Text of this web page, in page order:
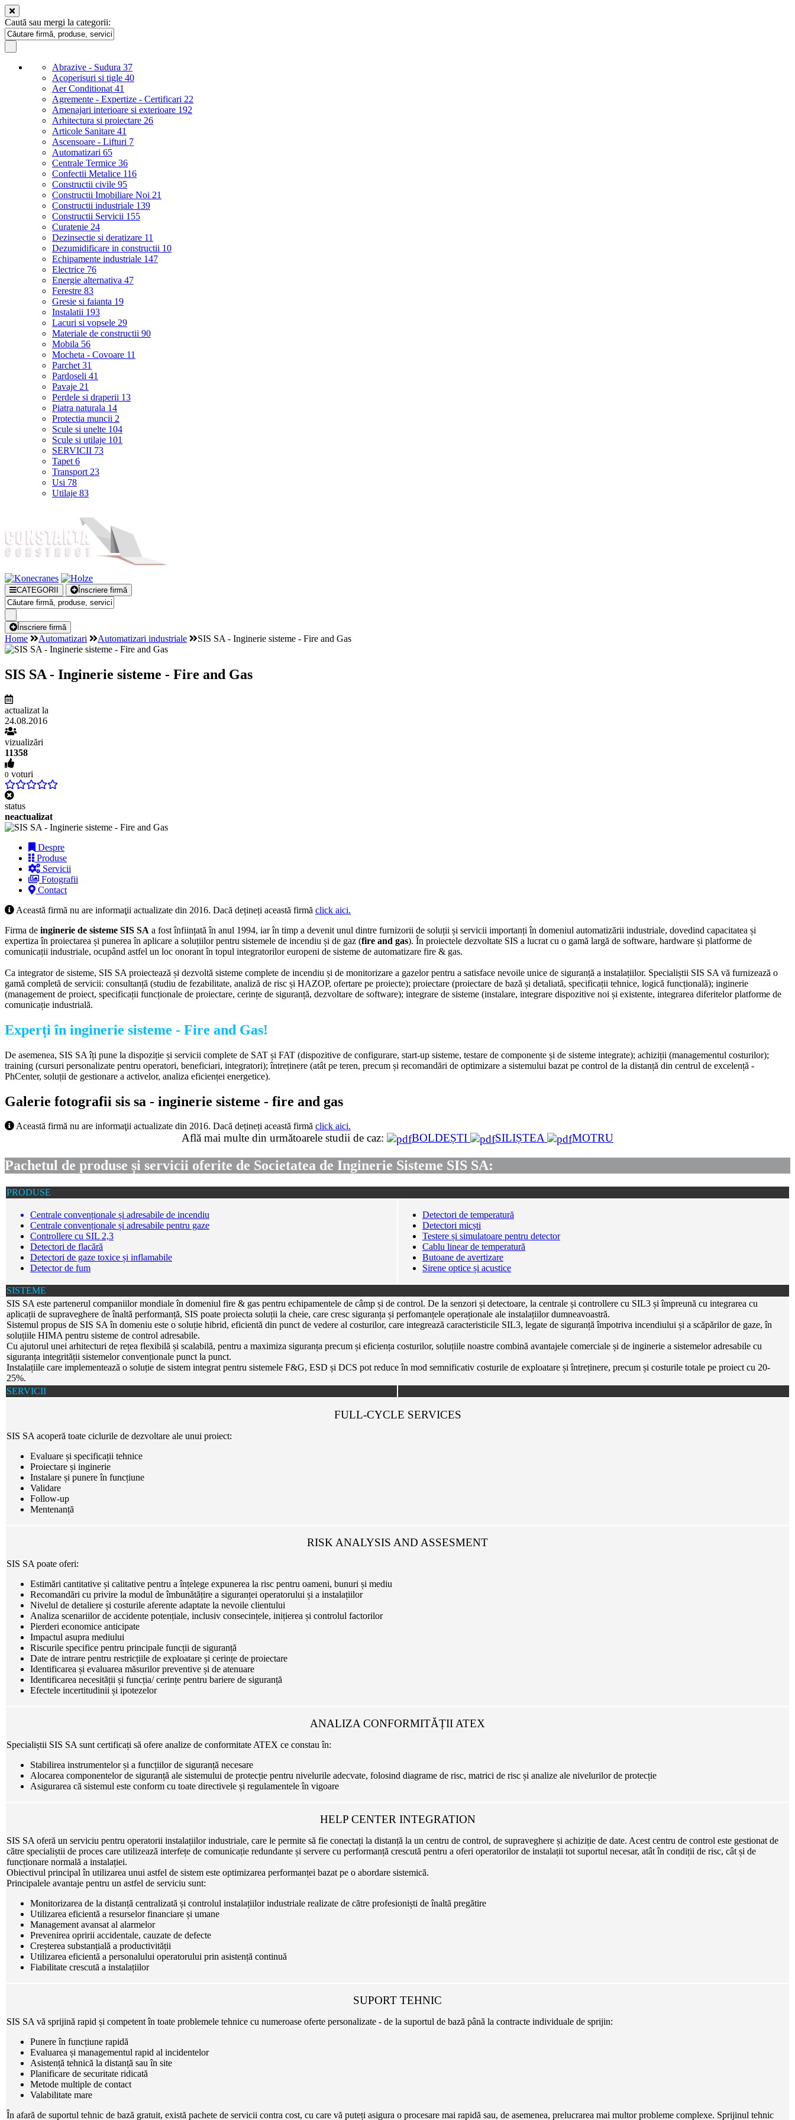
Caută sau mergi la categorii:
Abrazive - Sudura 37
Acoperisuri si tigle 40
Aer Conditionat 41
Agremente - Expertize - Certificari 22
Amenajari interioare si exterioare 192
Arhitectura si proiectare 26
Articole Sanitare 41
Ascensoare - Lifturi 7
Automatizari 65
Centrale Termice 36
Confectii Metalice 116
Constructii civile 95
Constructii Imobiliare Noi 21
Constructii industriale 139
Constructii Servicii 155
Curatenie 24
Dezinsectie si deratizare 11
Dezumidificare in constructii 10
Echipamente industriale 147
Electrice 76
Energie alternativa 47
Ferestre 83
Gresie si faianta 19
Instalatii 193
Lacuri si vopsele 29
Materiale de constructii 90
Mobila 56
Mocheta - Covoare 11
Parchet 31
Pardoseli 41
Pavaje 21
Perdele si draperii 13
Piatra naturala 14
Protectia muncii 2
Scule si unelte 104
Scule si utilaje 101
SERVICII 73
Tapet 6
Transport 23
Usi 78
Utilaje 83
CATEGORII Înscriere firmă
Înscriere firmă
Home Automatizari Automatizari industriale SIS SA - Inginerie sisteme - Fire and Gas
SIS SA - Inginerie sisteme - Fire and Gas
actualizat la
24.08.2016
vizualizări
11358
0 voturi
status
neactualizat
Despre
Produse
Servicii
Fotografii
Contact
Această firmă nu are informaţii actualizate din 2016. Dacă dețineți această firmă click aici.
Firma de inginerie de sisteme SIS SA a fost înființată în anul 1994, iar în timp a devenit unul dintre furnizorii de soluții și servicii importanți în domeniul automatizării industriale, dovedind capacitatea și
expertiza în proiectarea și punerea în aplicare a soluțiilor pentru sistemele de incendiu și de gaz (fire and gas). În proiectele dezvoltate SIS a lucrat cu o gamă largă de software, hardware și platforme de
comunicații industriale, ocupând astfel un loc onorant în topul integratorilor europeni de sisteme de automatizare fire & gas.
Ca integrator de sisteme, SIS SA proiectează și dezvoltă sisteme complete de incendiu și de monitorizare a gazelor pentru a satisface nevoile unice de siguranță a instalațiilor. Specialiștii SIS SA vă furnizează o
gamă completă de servicii: consultanță (studiu de fezabilitate, analiză de risc și HAZOP, ofertare pe proiecte); proiectare (proiectare de bază și detaliată, specificații tehnice, logică funcțională); inginerie
(management de proiect, specificații funcționale de proiectare, cerințe de siguranță, dezvoltare de software); integrare de sisteme (instalare, integrare dispozitive noi și existente, integrarea diferitelor platforme de
comunicație industrială.
Experți în inginerie sisteme - Fire and Gas!
De asemenea, SIS SA îți pune la dispoziție și servicii complete de SAT și FAT (dispozitive de configurare, start-up sisteme, testare de componente și de sisteme integrate); achiziții (managementul costurilor);
training (cursuri personalizate pentru operatori, beneficiari, integratori); întreținere (atât pe teren, precum și recomandări de optimizare a sistemului bazat pe control de la distanță din centrul de excelență -
PhCenter, soluții de gestionare a activelor, analiza eficienței energetice).
Galerie fotografii sis sa - inginerie sisteme - fire and gas
Această firmă nu are informaţii actualizate din 2016. Dacă dețineți această firmă click aici.
Află mai multe din următoarele studii de caz: BOLDEȘTI SILIȘTEA MOTRU
Pachetul de produse și servicii oferite de Societatea de Inginerie Sisteme SIS SA:
PRODUSE
Centrale convenționale și adresabile de incendiu
Centrale convenționale și adresabile pentru gaze
Controllere cu SIL 2,3
Detectori de flacără
Detectori de gaze toxice și inflamabile
Detector de fum
Detectori de temperatură
Detectori micști
Testere și simulatoare pentru detector
Cablu linear de temperatură
Butoane de avertizare
Sirene optice și acustice
SISTEME
SIS SA este partenerul companiilor mondiale în domeniul fire & gas pentru echipamentele de câmp și de control. De la senzori și detectoare, la centrale și controllere cu SIL3 și împreună cu integrarea cu
aplicații de supraveghere de înaltă performanță, SIS poate proiecta soluții la cheie, care cresc siguranța și perfomanțele operaționale ale instalațiilor dumneavoastră.
Sistemul propus de SIS SA în domeniu este o soluție hibrid, eficientă din punct de vedere al costurilor, care integrează caracteristicile SIL3, legate de siguranță împotriva incendiului și a scăpărilor de gaze, în
soluțiile HIMA pentru sisteme de control adresabile.
Cu ajutorul unei arhitecturi de rețea flexibilă și scalabilă, pentru a maximiza siguranța precum și eficiența costurilor, soluțiile noastre combină avantajele comerciale și de inginerie a sistemelor adresabile cu
siguranța integrității sistemelor convenționale punct la punct.
Instalațiile care implementează o soluție de sistem integrat pentru sistemele F&G, ESD și DCS pot reduce în mod semnificativ costurile de exploatare și întreținere, precum și costurile totale pe proiect cu 20-
25%.
SERVICII
FULL-CYCLE SERVICES
SIS SA acoperă toate ciclurile de dezvoltare ale unui proiect:
Evaluare și specificații tehnice
Proiectare și inginerie
Instalare și punere în funcțiune
Validare
Follow-up
Mentenanță
RISK ANALYSIS AND ASSESMENT
SIS SA poate oferi:
Estimări cantitative și calitative pentru a înțelege expunerea la risc pentru oameni, bunuri și mediu
Recomandări cu privire la modul de îmbunătățire a siguranței operatorului și a instalațiilor
Nivelul de detaliere și costurile aferente adaptate la nevoile clientului
Analiza scenariilor de accidente potențiale, inclusiv consecințele, inițierea și controlul factorilor
Pierderi economice anticipate
Impactul asupra mediului
Riscurile specifice pentru principale funcții de siguranță
Date de intrare pentru restricțiile de exploatare și cerințe de proiectare
Identificarea și evaluarea măsurilor preventive și de atenuare
Identificarea necesității și funcția/ cerințe pentru bariere de siguranță
Efectele incertitudinii și ipotezelor
ANALIZA CONFORMITĂȚII ATEX
Specialiștii SIS SA sunt certificați să ofere analize de conformitate ATEX ce constau în:
Stabilirea instrumentelor și a funcțiilor de siguranță necesare
Alocarea componentelor de siguranță ale sistemului de protecție pentru nivelurile adecvate, folosind diagrame de risc, matrici de risc și analize ale nivelurilor de protecție
Asigurarea că sistemul este conform cu toate directivele și regulamentele în vigoare
HELP CENTER INTEGRATION
SIS SA oferă un serviciu pentru operatorii instalațiilor industriale, care le permite să fie conectați la distanță la un centru de control, de supraveghere și achiziție de date. Acest centru de control este gestionat de
către specialiștii de proces care utilizează interfețe de comunicație redundante și servere cu performanță crescută pentru a oferi operatorilor de instalații tot suportul necesar, atât în condiții de risc, cât și de
funcționare normală a instalației.
Obiectivul principal în utilizarea unui astfel de sistem este optimizarea performanței bazat pe o abordare sistemică.
Principalele avantaje pentru un astfel de serviciu sunt:
Monitorizarea de la distanță centralizată și controlul instalațiilor industriale realizate de către profesioniști de înaltă pregătire
Utilizarea eficientă a resurselor financiare și umane
Management avansat al alarmelor
Prevenirea opririi accidentale, cauzate de defecte
Creșterea substanțială a productivității
Utilizarea eficientă a personalului operatorului prin asistență continuă
Fiabilitate crescută a instalațiilor
SUPORT TEHNIC
SIS SA vă sprijină rapid și competent în toate problemele tehnice cu numeroase oferte personalizate - de la suportul de bază până la contracte individuale de sprijin:
Punere în funcțiune rapidă
Evaluarea și managementul rapid al incidentelor
Asistență tehnică la distanță sau în site
Planificare de securitate ridicată
Metode multiple de contact
Valabilitate mare
În afară de suportul tehnic de bază gratuit, există pachete de servicii contra cost, cu care vă puteți asigura o procesare mai rapidă sau, de asemenea, prelucrarea mai multor probleme complexe. Sprijinul tehnic